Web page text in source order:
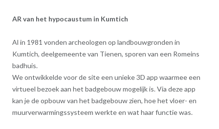
AR van het hypocaustum in Kumtich
Al in 1981 vonden archeologen op landbouwgronden in
Kumtich, deelgemeente van Tienen, sporen van een Romeins
badhuis.
We ontwikkelde voor de site een unieke 3D app waarmee een
virtueel bezoek aan het badgebouw mogelijk is. Via deze app
kan je de opbouw van het badgebouw zien, hoe het vloer- en
muurverwarmingssysteem werkte en wat haar functie was.